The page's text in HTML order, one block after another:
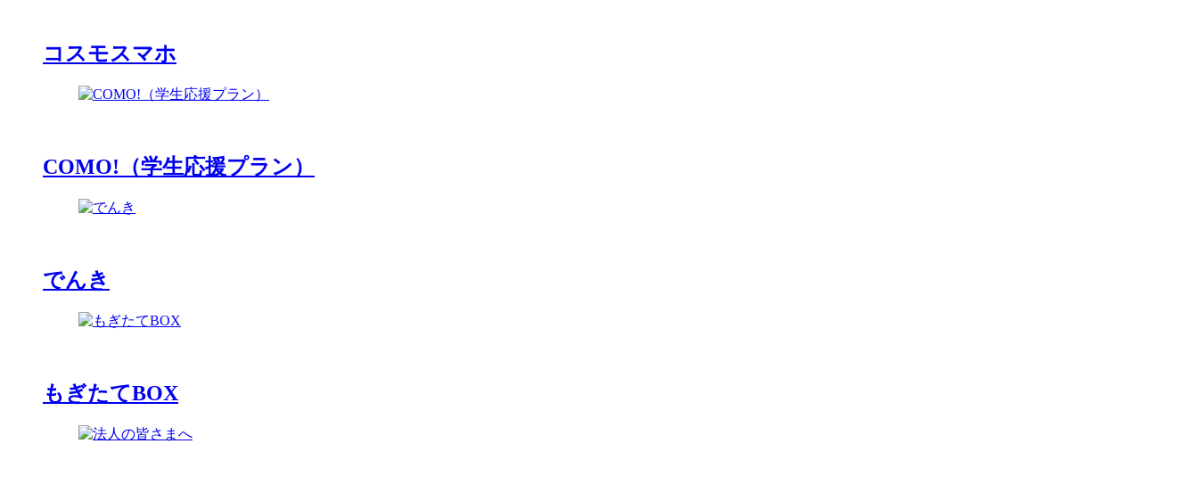
コスモスマホ
COMO!（学生応援プラン）
でんき
もぎたてBOX